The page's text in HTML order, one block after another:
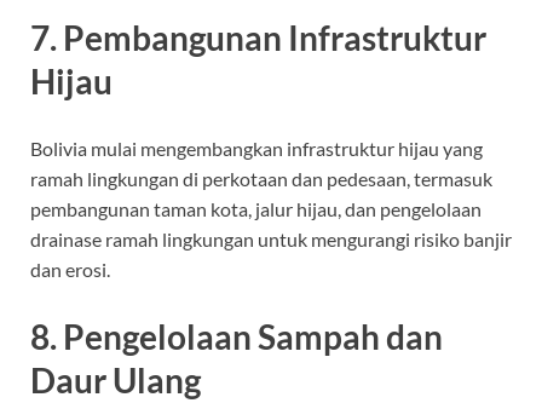
7. Pembangunan Infrastruktur
Hijau
Bolivia mulai mengembangkan infrastruktur hijau yang
ramah lingkungan di perkotaan dan pedesaan, termasuk
pembangunan taman kota, jalur hijau, dan pengelolaan
drainase ramah lingkungan untuk mengurangi risiko banjir
dan erosi.
8. Pengelolaan Sampah dan
Daur Ulang